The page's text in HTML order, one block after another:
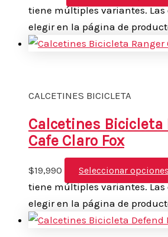
tiene múltiples variantes. Las
elegir en la página de
CALCETINES BICICLETA
Calcetines Bicicleta
Cafe Claro Fox
$19,990 Seleccionar opciones
tiene múltiples variantes. Las
elegir en la página de